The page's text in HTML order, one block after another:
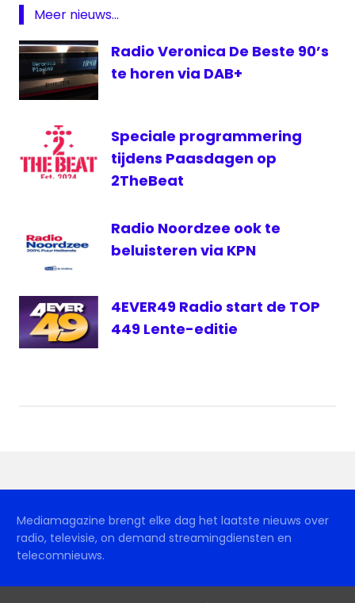
digitale
FM
Zwitserland
Meer nieuws...
Radio Veronica De Beste 90’s
te horen via DAB+
Speciale programmering
tijdens Paasdagen op
2TheBeat
Radio Noordzee ook te
beluisteren via KPN
4EVER49 Radio start de TOP
449 Lente-editie
Mediamagazine brengt elke dag het laatste nieuws over
radio, televisie, on demand streamingdiensten en
telecomnieuws.